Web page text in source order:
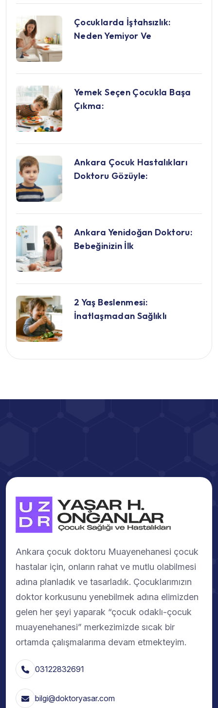
Çocuklarda İştahsızlık:
Neden Yemiyor Ve
Yemek Seçen Çocukla Başa
Çıkma:
Ankara Çocuk Hastalıkları
Doktoru Gözüyle:
Ankara Yenidoğan Doktoru:
Bebeğinizin İlk
2 Yaş Beslenmesi:
İnatlaşmadan Sağlıklı
Ankara çocuk doktoru Muayenehanesi çocuk
hastalar için, onların rahat ve mutlu olabilmesi
adına planladık ve tasarladık. Çocuklarımızın
doktor korkusunu yenebilmek adına elimizden
gelen her şeyi yaparak “çocuk odaklı-çocuk
muayenehanesi” merkezimizde sıcak bir
ortamda çalışmalarıma devam etmekteyim.
03122832691
bilgi@doktoryasar.com